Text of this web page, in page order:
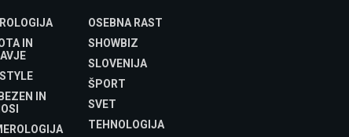
IN
IN
OSEBNA RAST
SHOWBIZ
SLOVENIJA
ŠPORT
SVET
TEHNOLOGIJA